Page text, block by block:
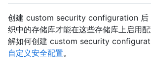
创建 custom security configuration 后
织中的存储库才能在这些存储库上启用
解如何创建 custom security
自定义安全配置。